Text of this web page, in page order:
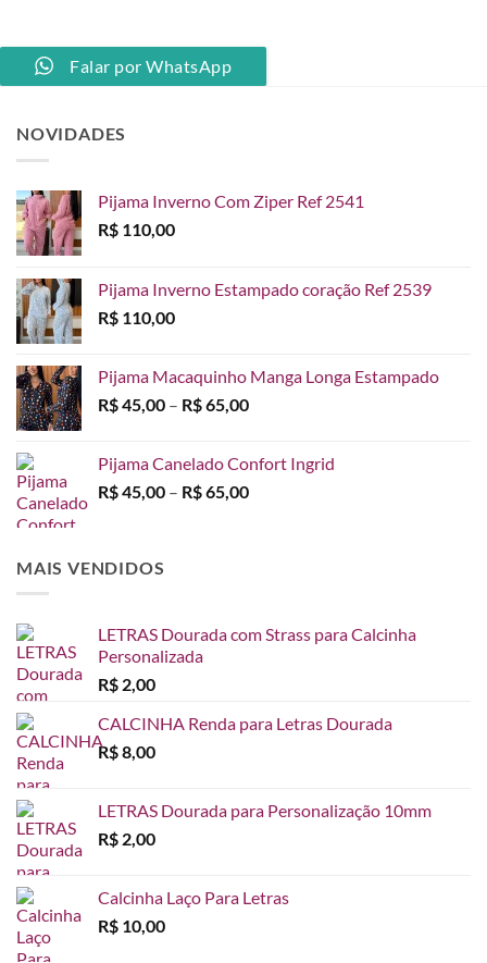
Falar por WhatsApp
NOVIDADES
Pijama Inverno Com Ziper Ref 2541
R$ 110,00
Pijama Inverno Estampado coração Ref 2539
R$ 110,00
Pijama Macaquinho Manga Longa Estampado
R$45,00 – R$65,00Faixa
R$ 45,00
através
Pijama Canelado Confort Ingrid
R$45,00 – R$65,00Faixa
MAIS VENDIDOS
LETRAS Dourada com Strass para Calcinha
Personalizada
R$ 2,00
CALCINHA Renda para Letras Dourada
R$8,00
LETRAS Dourada para Personalização 10mm
R$ 2,00
Calcinha Laço Para Letras
R$ 10,00